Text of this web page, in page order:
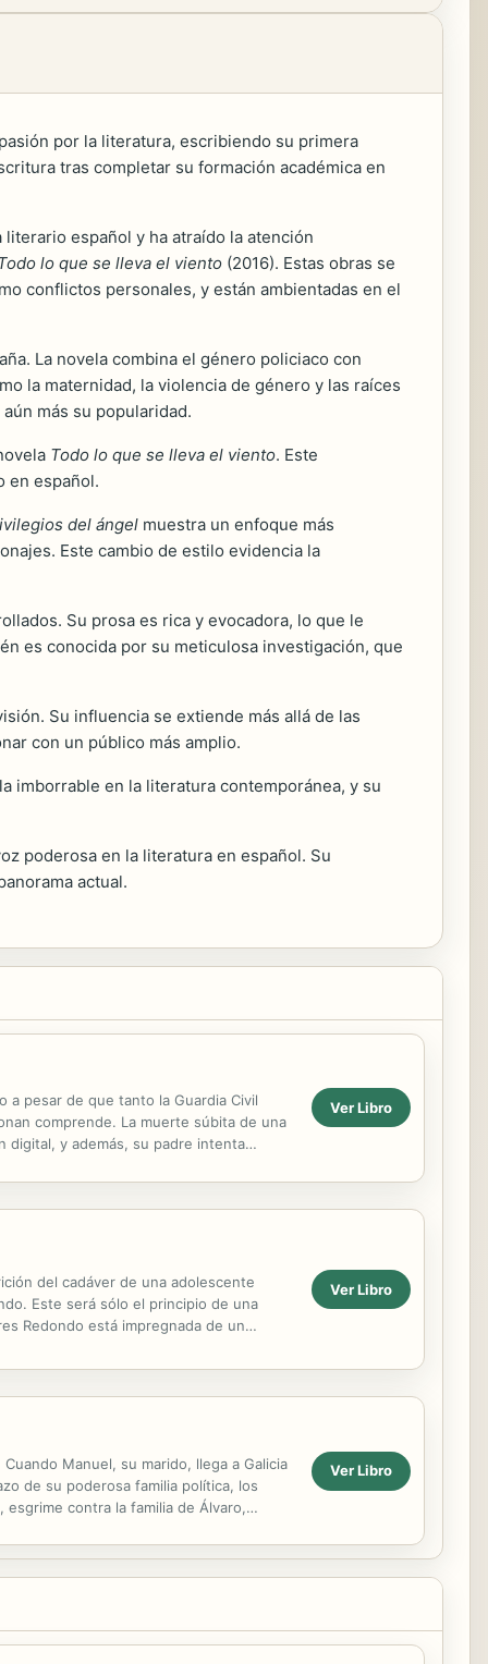
por la literatura, escribiendo su primera
tras completar su formación académica en
español y ha atraído la atención
lo que se lleva el viento (2016). Estas obras se
conflictos personales, y están ambientadas en el
La novela combina el género policiaco con
la maternidad, la violencia de género y las raíces
más su popularidad.
Todo lo que se lleva el viento. Este
en español.
del ángel muestra un enfoque más
Este cambio de estilo evidencia la
Su prosa es rica y evocadora, lo que le
es conocida por su meticulosa investigación, que
Su influencia se extiende más allá de las
con un público más amplio.
imborrable en la literatura contemporánea, y su
poderosa en la literatura en español. Su
actual.
a pesar de que tanto la Guardia Civil
comprende. La muerte súbita de una
digital, y además, su padre intenta
Ver Libro
del cadáver de una adolescente
Este será sólo el principio de una
Redondo está impregnada de un
Ver Libro
Manuel, su marido, llega a Galicia
de su poderosa familia política, los
contra la familia de Álvaro,
Ver Libro